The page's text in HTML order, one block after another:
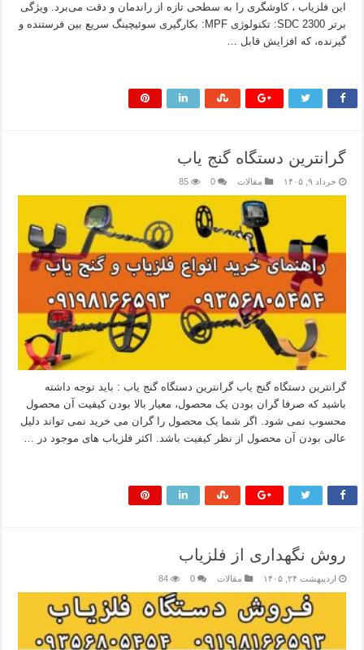
این فلزیاب ، کاوشگری را به سطحی تازه از راندمان و دقت می‌برد. ویژگی‌
برتر SDC 2300: تکنولوژی MPF: بکارگیری سوئیچینگ سریع بین فرستنده و
گیرنده، که افزایش قابل …
گرانترین دستگاه گنج یاب
خرداد ۹, ۱۴۰۵ مقالات 0
85
گرانترین دستگاه گنج یاب گرانترین دستگاه گنج یاب : باید توجه داشته
باشید که صرفا گران بودن یک محصول، معیار بالا بودن کیفیت آن محصول
محسوب نمی شود. اگر شما یک محصول را گران می خرید نمی تواند دلیل
عالی بودن آن محصول از نظر کیفیت باشد. اکثر فلزیاب های موجود در …
روش نگهداری از فلزیاب
اردیبهشت ۲۴, ۱۴۰۵ مقالات 0
84